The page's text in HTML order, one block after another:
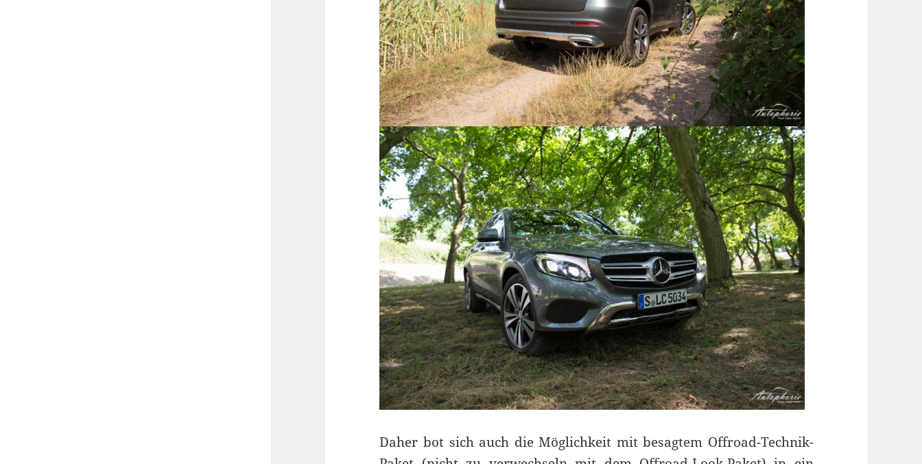
Daher bot sich auch die Möglichkeit mit besagtem Offroad-Technik-